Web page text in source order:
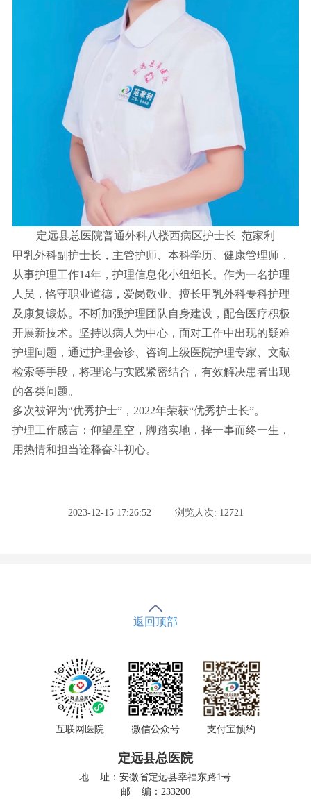
定远县总医院普通外科八楼西病区护士长 范家利
甲乳外科副护士长，主管护师、本科学历、健康管理师，
从事护理工作14年，护理信息化小组组长。作为一名护理
人员，恪守职业道德，爱岗敬业、擅长甲乳外科专科护理
及康复锻炼。不断加强护理团队自身建设，配合医疗积极
开展新技术。坚持以病人为中心，面对工作中出现的疑难
护理问题，通过护理会诊、咨询上级医院护理专家、文献
检索等手段，将理论与实践紧密结合，有效解决患者出现
的各类问题。
多次被评为“优秀护士”，2022年荣获“优秀护士长”。
护理工作感言：仰望星空，脚踏实地，择一事而终一生，
用热情和担当诠释奋斗初心。
2023-12-15 17:26:52 浏览人次: 12721
返回顶部
互联网医院 微信公众号 支付宝预约
定远县总医院
地 址：安徽省定远县幸福东路1号
邮 编：233200